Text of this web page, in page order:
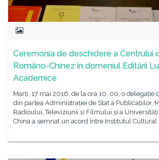
Ceremonia de deschidere a Centrului
Româno-Chinez în domeniul Editării
Academice
Marți, 17 mai 2016, de la ora 10. 00, o delegație
din partea Administrației de Stat a Publicațiilor,
Radioului, Televiziunii și Filmului și a
China a semnat un acord între Institutul Cultural